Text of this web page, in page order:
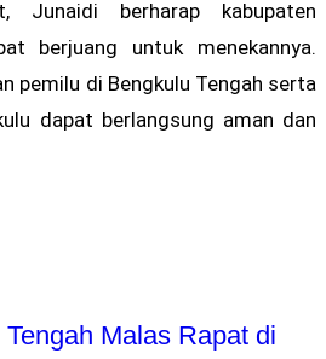
Junaidi berharap kabupaten
berjuang untuk menekannya.
pemilu di Bengkulu Tengah serta
dapat berlangsung aman dan
Malas Rapat di